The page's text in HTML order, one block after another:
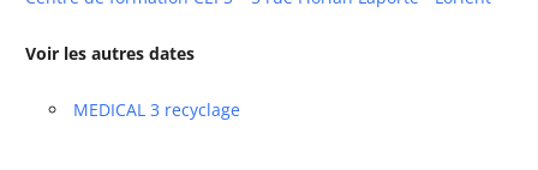
Voir les autres dates
MEDICAL 3 recyclage